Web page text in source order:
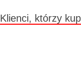
Klienci, którzy